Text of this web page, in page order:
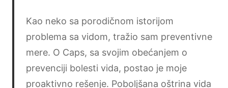
Kao neko sa porodičnom istorijom
problema sa vidom, tražio sam preventivne
mere. O Caps, sa svojim obećanjem o
prevenciji bolesti vida, postao je moje
proaktivno rešenje. Poboljšana oštrina vida